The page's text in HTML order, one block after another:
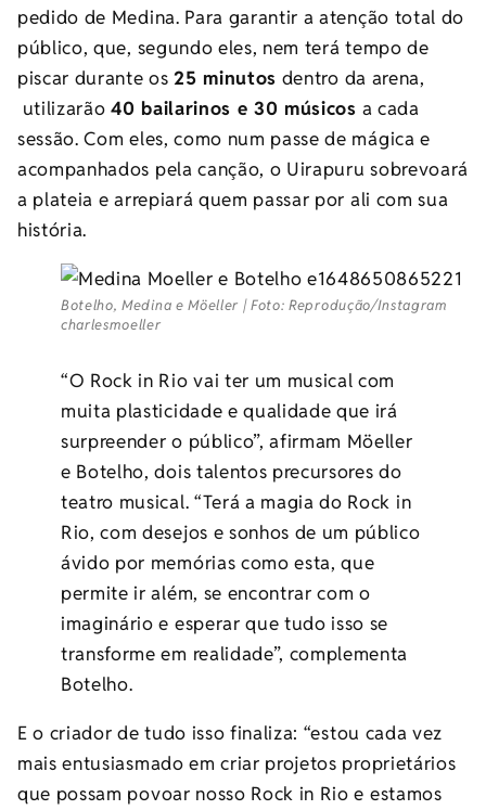
pedido de Medina. Para garantir a atenção total do
público, que, segundo eles, nem terá tempo de
piscar durante os25 minutos dentro da arena,
utilizarão40 bailarinos e 30 músicos a cada
sessão. Com eles, como num passe de mágica e
acompanhados pela canção, o Uirapuru sobrevoará
a plateia e arrepiará quem passar por ali com sua
história.
Botelho, Medina e Möeller | Foto: Reprodução/Instagram
charlesmoeller
“O Rock in Rio vai ter um musical com
muita plasticidade e qualidade que irá
surpreender o público”, afirmam Möeller
e Botelho, dois talentos precursores do
teatro musical. “Terá a magia do Rock in
Rio, com desejos e sonhos de um público
ávido por memórias como esta, que
permite ir além, se encontrar com o
imaginário e esperar que tudo isso se
transforme em realidade”, complementa
Botelho.
E o criador de tudo isso finaliza: “estou cada vez
mais entusiasmado em criar projetos proprietários
que possam povoar nosso Rock in Rio e estamos